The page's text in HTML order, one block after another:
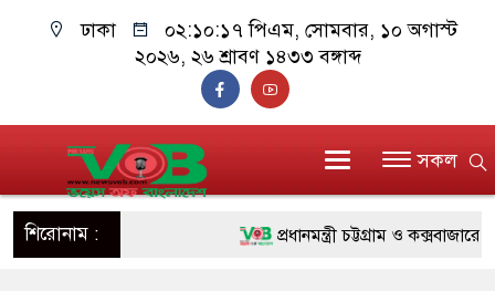
ঢাকা ০২:১০:১৮ পিএম, সোমবার, ১০ অগাস্ট
২০২৬, ২৬ শ্রাবণ ১৪৩৩ বঙ্গাব্দ
সকল
শিরোনাম : প্রধানমন্ত্রী চট্টগ্রাম ও কক্সবাজারে